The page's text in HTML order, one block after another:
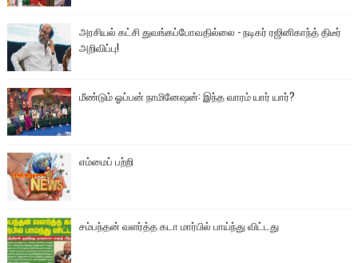
அரசியல் கட்சி துவங்கப்போவதில்லை - நடிகர் ரஜினிகாந்த் திடீர்
அறிவிப்பு!
மீண்டும் ஓப்பன் நாமினேஷன்: இந்த வாரம் யார் யார்?
எம்மைப் பற்றி
சம்பந்தன் வளர்த்த கடா மார்பில் பாய்ந்து விட்டது